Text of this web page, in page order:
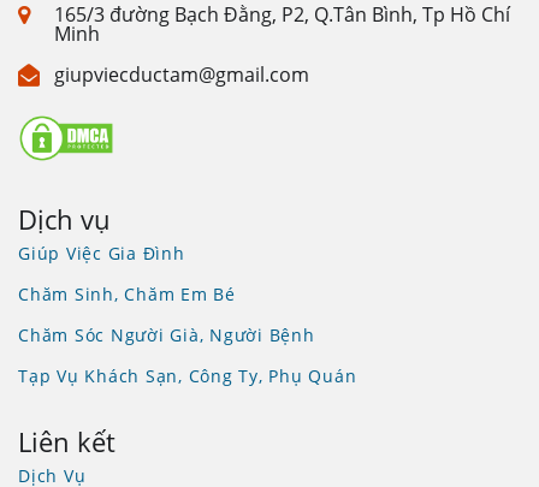
165/3 đường Bạch Đằng, P2, Q.Tân Bình, Tp Hồ Chí
Minh
giupviecductam@gmail.com
Dịch vụ
Giúp Việc Gia Đình
Chăm Sinh, Chăm Em Bé
Chăm Sóc Người Già, Người Bệnh
Tạp Vụ Khách Sạn, Công Ty, Phụ Quán
Liên kết
Dịch Vụ